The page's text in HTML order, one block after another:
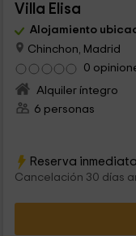
Villa Elisa
Alojamiento
Chinchon, Madrid
0
Alquiler íntegro
6 personas
Reserva inmediata
Cancelación 30 días